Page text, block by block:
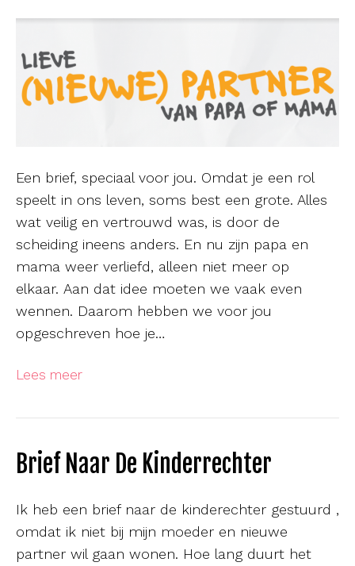
Een brief, speciaal voor jou. Omdat je een rol
speelt in ons leven, soms best een grote. Alles
wat veilig en vertrouwd was, is door de
scheiding ineens anders. En nu zijn papa en
mama weer verliefd, alleen niet meer op
elkaar. Aan dat idee moeten we vaak even
wennen. Daarom hebben we voor jou
opgeschreven hoe je…
Lees meer
Brief Naar De Kinderrechter
Ik heb een brief naar de kinderechter gestuurd ,
omdat ik niet bij mijn moeder en nieuwe
partner wil gaan wonen. Hoe lang duurt het